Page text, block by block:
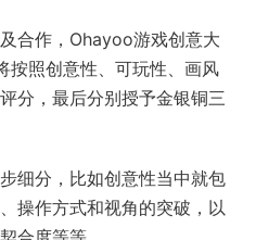
合作，Ohayoo游戏创意大
按照创意性、可玩性、画风
分，最后分别授予金银铜三
细分，比如创意性当中就包
操作方式和视角的突破，以